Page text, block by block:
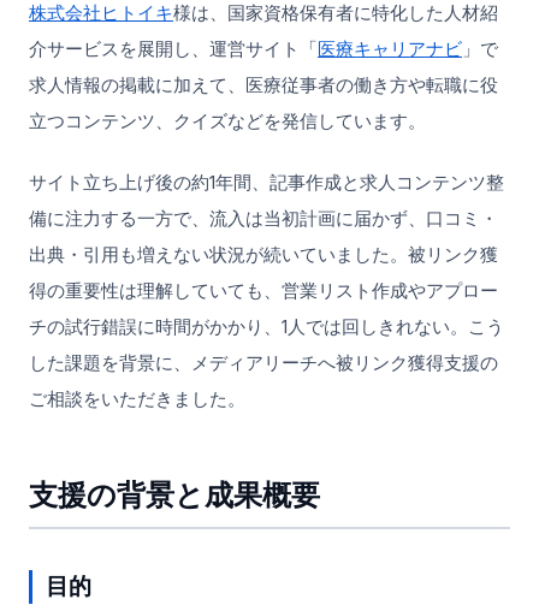
株式会社ヒトイキ様は、国家資格保有者に特化した人材紹
介サービスを展開し、運営サイト「医療キャリアナビ 」で
求人情報の掲載に加えて、医療従事者の働き方や転職に役
立つコンテンツ、クイズなどを発信しています。
サイト立ち上げ後の約1年間、記事作成と求人コンテンツ整
備に注力する一方で、流入は当初計画に届かず、口コミ・
出典・引用も増えない状況が続いていました。被リンク獲
得の重要性は理解していても、営業リスト作成やアプロー
チの試行錯誤に時間がかかり、1人では回しきれない。こう
した課題を背景に、メディアリーチへ被リンク獲得支援の
ご相談をいただきました。
支援の背景と成果概要
目的